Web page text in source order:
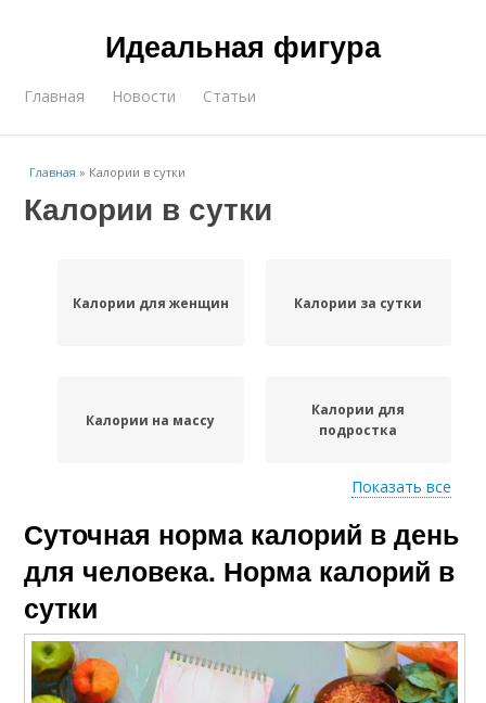
Идеальная фигура
Главная Новости Статьи
Главная » Калории в сутки
Калории в сутки
Калории для женщин Калории за сутки
Калории на массу
Калории для
подростка
Калории для
похудения
Калории в организме
Калории для мужчин
Калории за
тренировку
Показать все
Суточная норма калорий в день
для человека. Норма калорий в
сутки